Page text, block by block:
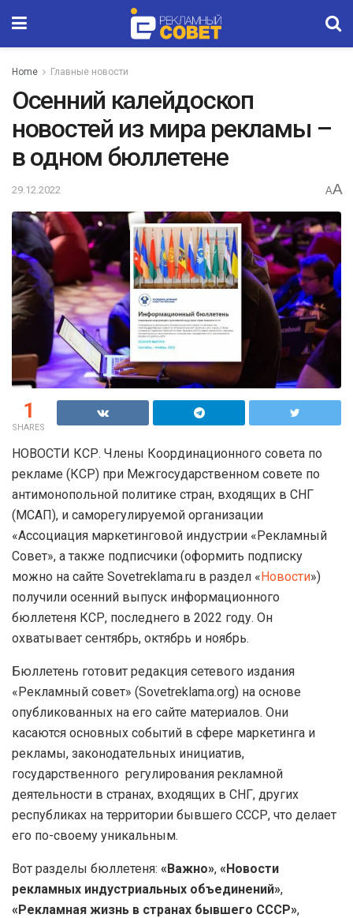
Home Главные новости
Осенний калейдоскоп
новостей из мира рекламы –
в одном бюллетене
29.12.2022 AA
1
SHARES
НОВОСТИ КСР. Члены Координационного совета по
рекламе (КСР) при Межгосударственном совете по
антимонопольной политике стран, входящих в СНГ
(МСАП), и саморегулируемой организации
«Ассоциация маркетинговой индустрии «Рекламный
Совет», а также подписчики (оформить подписку
можно на сайте Sovetreklama.ru в раздел «Новости»)
получили осенний выпуск информационного
бюллетеня КСР, последнего в 2022 году. Он
охватывает сентябрь, октябрь и ноябрь.
Бюллетень готовит редакция сетевого издания
«Рекламный совет» (Sovetreklama.org) на основе
опубликованных на его сайте материалов. Они
касаются основных событий в сфере маркетинга и
рекламы, законодательных инициатив,
государственного регулирования рекламной
деятельности в странах, входящих в СНГ, других
республиках на территории бывшего СССР, что делает
его по-своему уникальным.
Вот разделы бюллетеня: «Важно», «Новости
рекламных индустриальных объединений»,
«Рекламная жизнь в странах бывшего СССР»,